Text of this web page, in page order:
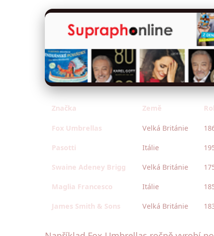
Značka Země
Fox Umbrellas Velká Británie
Pasotti Itálie
Swaine Adeney Brigg Velká Británie
Maglia Francesco Itálie
James Smith & Sons Velká Británie